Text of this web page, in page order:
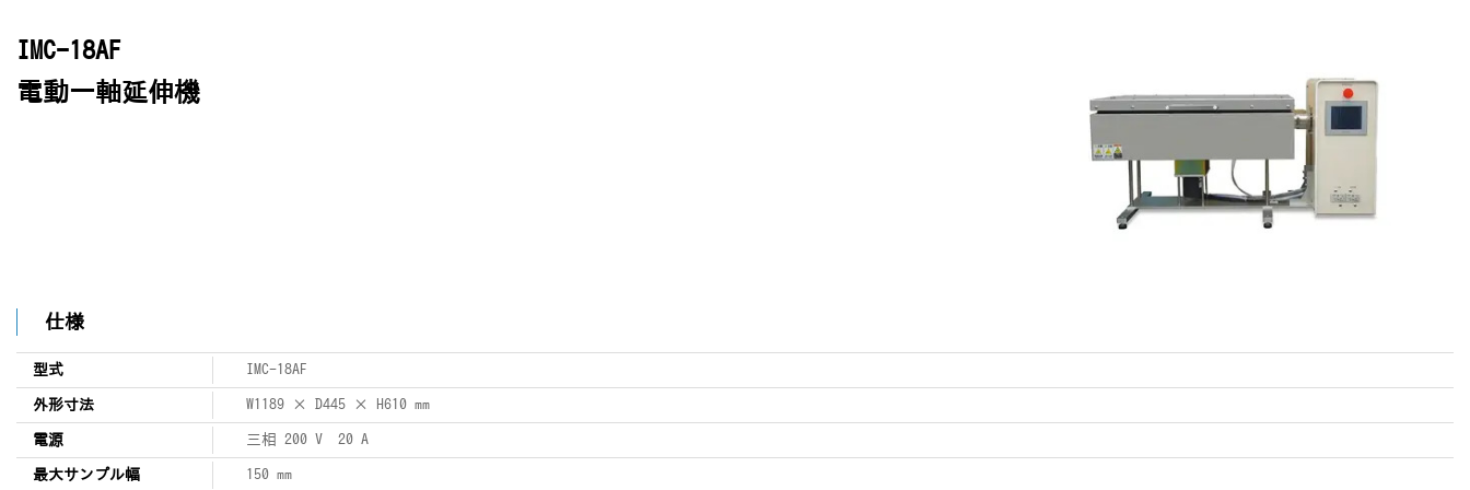
IMC-18AF
電動一軸延伸機
仕様
型式 IMC-18AF
外形寸法 W1189 × D445 × H610 mm
電源 三相 200 V 20 A
最大サンプル幅 150 mm